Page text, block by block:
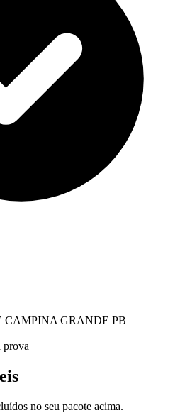
CAMPINA GRANDE PB
prova
no seu pacote acima.